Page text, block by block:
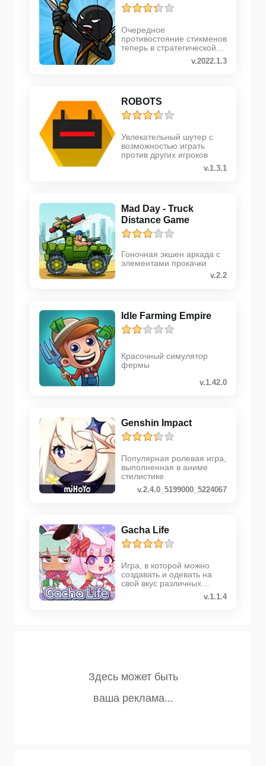
Очередное
противостояние стикменов
теперь в стратегической
v.2022.1.3
ROBOTS
Увлекательный шутер с
возможностью играть
против других игроков
v.1.3.1
Mad Day - Truck
Distance Game
Гоночная экшен аркада с
элементами прокачки
v.2.2
Idle Farming Empire
Красочный симулятор
фермы
v.1.42.0
Genshin Impact
Популярная ролевая игра,
выполненная в аниме
стилистике
v.2.4.0_5199000_5224067
Gacha Life
Игра, в которой можно
создавать и одевать на
свой вкус различных
v.1.1.4